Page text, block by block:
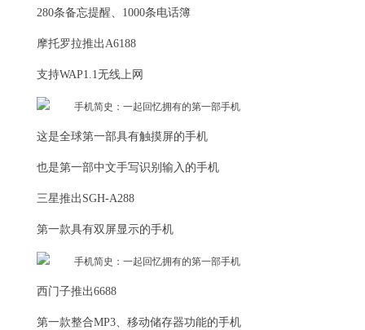
280条备忘提醒、1000条电话簿
摩托罗拉推出A6188
支持WAP1.1无线上网
这是全球第一部具有触摸屏的手机
也是第一部中文手写识别输入的手机
三星推出SGH-A288
第一款具有双屏显示的手机
西门子推出6688
第一款整合MP3、移动储存器功能的手机